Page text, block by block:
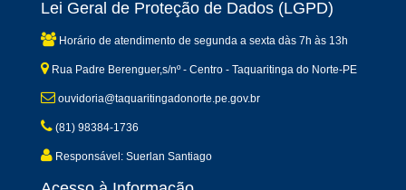
Lei Geral de Proteção de Dados (LGPD)
Horário de atendimento de segunda a sexta dàs 7h às 13h
Rua Padre Berenguer,s/nº - Centro - Taquaritinga do Norte-PE
ouvidoria@taquaritingadonorte.pe.gov.br
(81) 98384-1736
Responsável: Suerlan Santiago